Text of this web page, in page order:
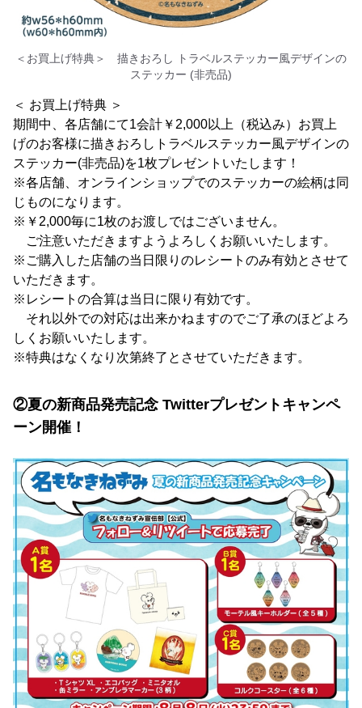
＜お買上げ特典＞ 描きおろし トラベルステッカー風デザインの
ステッカー (非売品)
＜ お買上げ特典 ＞
期間中、各店舗にて1会計￥2,000以上（税込み）お買上
げのお客様に描きおろしトラベルステッカー風デザインの
ステッカー(非売品)を1枚プレゼントいたします！
※各店舗、オンラインショップでのステッカーの絵柄は同
じものになります。
※￥2,000毎に1枚のお渡しではございません。
ご注意いただきますようよろしくお願いいたします。
※ご購入した店舗の当日限りのレシートのみ有効とさせて
いただきます。
※レシートの合算は当日に限り有効です。
それ以外での対応は出来かねますのでご了承のほどよろ
しくお願いいたします。
※特典はなくなり次第終了とさせていただきます。
②夏の新商品発売記念 Twitterプレゼントキャンペ
ーン開催！